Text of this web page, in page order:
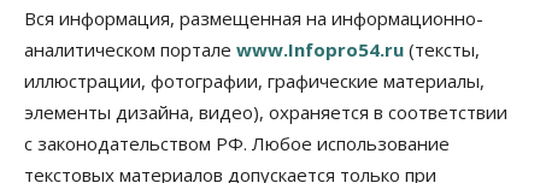
В Новосибирске прошёл митинг
против нового закона о памятниках
07 Августа 2026, 18:00
Бизнес
В аэропорту Толмачёво завершены работы по
бетонированию рулежных дорожек
07 Августа 2026, 17:00
Вся информация, размещенная на информационно-
аналитическом портале www.Infopro54.ru (тексты,
иллюстрации, фотографии, графические материалы,
элементы дизайна, видео), охраняется в соответствии
с законодательством РФ. Любое использование
текстовых материалов допускается только при